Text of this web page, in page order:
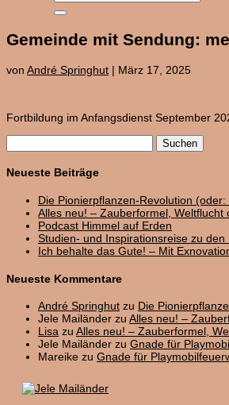
Gemeinde mit Sendung:
von André Springhut | März 17, 2025
Fortbildung im Anfangsdienst September
nach:
Neueste Beiträge
Die Pionierpflanzen-Revolution
Alles neu! – Zauberformel, Weltflucht
Podcast Himmel auf Erden
Studien- und Inspirationsreise zu den
Ich behalte das Gute! – Mit
Neueste Kommentare
André Springhut zu Die
Jele Mailänder zu Alles neu! –
Lisa zu Alles neu! – Zauberformel,
Jele Mailänder zu Gnade für
Mareike zu Gnade für